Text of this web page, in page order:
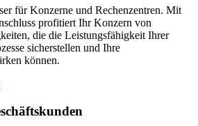
für Konzerne und Rechenzentren. Mit
profitiert Ihr Konzern von
die die Leistungsfähigkeit Ihrer
sicherstellen und Ihre
können.